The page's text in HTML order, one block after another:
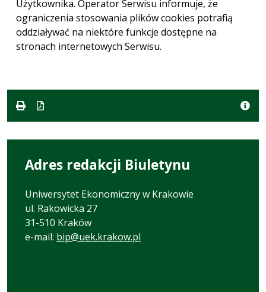
Użytkownika. Operator Serwisu informuje, że
ograniczenia stosowania plików cookies potrafią
oddziaływać na niektóre funkcje dostępne na
stronach internetowych Serwisu.
Adres redakcji Biuletynu
Uniwersytet Ekonomiczny w Krakowie
ul. Rakowicka 27
31-510 Kraków
e-mail: bip@uek.krakow.pl